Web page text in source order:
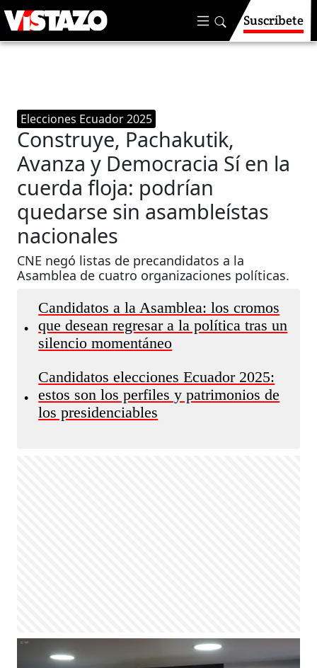
Suscríbete
Elecciones Ecuador 2025
Construye, Pachakutik,
Avanza y Democracia Sí en la
cuerda floja: podrían
quedarse sin asambleístas
nacionales
CNE negó listas de precandidatos a la
Asamblea de cuatro organizaciones políticas.
•
Candidatos a la Asamblea: los cromos
que desean regresar a la política tras un
silencio momentáneo
•
Candidatos elecciones Ecuador 2025:
estos son los perfiles y patrimonios de
los presidenciables